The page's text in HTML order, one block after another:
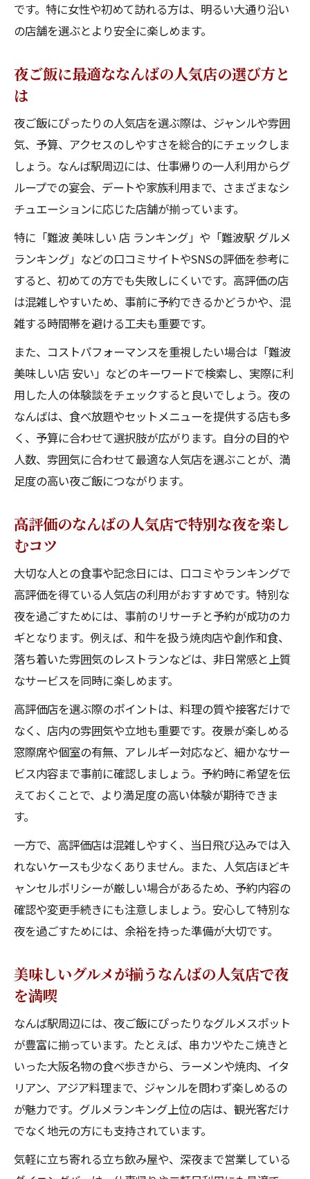
しよう
アクセス抜群のなんばの人気店で食べ歩き
駅近で人気のなんばグルメ店選びのポイン
治安にも配慮した安心のなんばグルメ案内
治安重視で選ぶなんばの人気店安心ガイド
安全に楽しめるなんばの人気店の特徴とは
安心して利用できるなんば駅周辺人気店の
夜遅くでも安心ななんばの人気店を紹介
治安情報もチェックしたいなんばグルメ店
高評価続出のなんば人気店特集
ング
地元で評判のなんば人気店グルメの魅力と
は
高評価を集めるなんばの人気店を徹底解説
予約必須のなんば人気店で外さない選び方
難波グルメランキング常連の人気店特集
なんばの人気店で名物グルメを堪能する方
駅近で味わえるなんば名物グルメの楽しみ
方
名物料理が豊富ななんばの人気店おすすめ
選
なんば駅周辺で見つける名物グルメの魅力
名物グルメ食べ歩きに最適ななんば人気店
情報
です。特に女性や初めて訪れる方は、明るい大通り沿い
の店舗を選ぶとより安全に楽しめます。
夜ご飯に最適ななんばの人気店の選び方と
は
夜ご飯にぴったりの人気店を選ぶ際は、ジャンルや雰囲
気、予算、アクセスのしやすさを総合的にチェックしま
しょう。なんば駅周辺には、仕事帰りの一人利用からグ
ループでの宴会、デートや家族利用まで、さまざまなシ
チュエーションに応じた店舗が揃っています。
特に「難波 美味しい 店 ランキング」や「難波駅 グルメ
ランキング」などの口コミサイトやSNSの評価を参考に
すると、初めての方でも失敗しにくいです。高評価の店
は混雑しやすいため、事前に予約できるかどうかや、混
雑する時間帯を避ける工夫も重要です。
また、コストパフォーマンスを重視したい場合は「難波
美味しい店 安い」などのキーワードで検索し、実際に利
用した人の体験談をチェックすると良いでしょう。夜の
なんばは、食べ放題やセットメニューを提供する店も多
く、予算に合わせて選択肢が広がります。自分の目的や
人数、雰囲気に合わせて最適な人気店を選ぶことが、満
足度の高い夜ご飯につながります。
高評価のなんばの人気店で特別な夜を楽し
むコツ
大切な人との食事や記念日には、口コミやランキングで
高評価を得ている人気店の利用がおすすめです。特別な
夜を過ごすためには、事前のリサーチと予約が成功のカ
ギとなります。例えば、和牛を扱う焼肉店や創作和食、
落ち着いた雰囲気のレストランなどは、非日常感と上質
なサービスを同時に楽しめます。
高評価店を選ぶ際のポイントは、料理の質や接客だけで
なく、店内の雰囲気や立地も重要です。夜景が楽しめる
窓際席や個室の有無、アレルギー対応など、細かなサー
ビス内容まで事前に確認しましょう。予約時に希望を伝
えておくことで、より満足度の高い体験が期待できま
す。
一方で、高評価店は混雑しやすく、当日飛び込みでは入
れないケースも少なくありません。また、人気店ほどキ
ャンセルポリシーが厳しい場合があるため、予約内容の
確認や変更手続きにも注意しましょう。安心して特別な
夜を過ごすためには、余裕を持った準備が大切です。
美味しいグルメが揃うなんばの人気店で夜
を満喫
なんば駅周辺には、夜ご飯にぴったりなグルメスポット
が豊富に揃っています。たとえば、串カツやたこ焼きと
いった大阪名物の食べ歩きから、ラーメンや焼肉、イタ
リアン、アジア料理まで、ジャンルを問わず楽しめるの
が魅力です。グルメランキング上位の店は、観光客だけ
でなく地元の方にも支持されています。
気軽に立ち寄れる立ち飲み屋や、深夜まで営業している